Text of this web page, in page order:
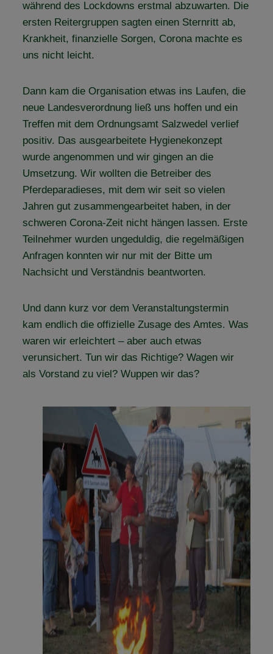
während des Lockdowns erstmal abzuwarten. Die
ersten Reitergruppen sagten einen Sternritt ab,
Krankheit, finanzielle Sorgen, Corona machte es
uns nicht leicht.
Dann kam die Organisation etwas ins Laufen, die
neue Landesverordnung ließ uns hoffen und ein
Treffen mit dem Ordnungsamt Salzwedel verlief
positiv. Das ausgearbeitete Hygienekonzept
wurde angenommen und wir gingen an die
Umsetzung. Wir wollten die Betreiber des
Pferdeparadieses, mit dem wir seit so vielen
Jahren gut zusammengearbeitet haben, in der
schweren Corona-Zeit nicht hängen lassen. Erste
Teilnehmer wurden ungeduldig, die regelmäßigen
Anfragen konnten wir nur mit der Bitte um
Nachsicht und Verständnis beantworten.
Und dann kurz vor dem Veranstaltungstermin
kam endlich die offizielle Zusage des Amtes. Was
waren wir erleichtert – aber auch etwas
verunsichert. Tun wir das Richtige? Wagen wir
als Vorstand zu viel? Wuppen wir das?